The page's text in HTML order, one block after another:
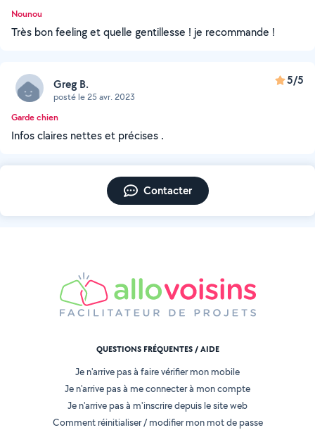
Nounou
Très bon feeling et quelle gentillesse ! je recommande !
Greg B.
posté le 25 avr. 2023
5/5
Garde chien
Infos claires nettes et précises .
Contacter
QUESTIONS FRÉQUENTES / AIDE
Je n'arrive pas à faire vérifier mon mobile
Je n'arrive pas à me connecter à mon compte
Je n'arrive pas à m'inscrire depuis le site web
Comment réinitialiser / modifier mon mot de passe